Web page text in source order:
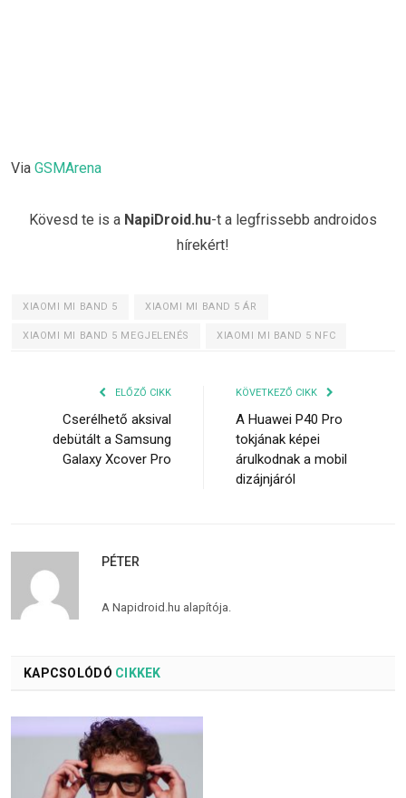
Via GSMArena
Kövesd te is a NapiDroid.hu-t a legfrissebb androidos
hírekért!
XIAOMI MI BAND 5 XIAOMI MI BAND 5 ÁR
XIAOMI MI BAND 5 MEGJELENÉS XIAOMI MI BAND 5 NFC
ELŐZŐ CIKK
Cserélhető aksival
debütált a Samsung
Galaxy Xcover Pro
KÖVETKEZŐ CIKK
A Huawei P40 Pro
tokjának képei
árulkodnak a mobil
dizájnjáról
PÉTER
A Napidroid.hu alapítója.
KAPCSOLÓDÓ CIKKEK